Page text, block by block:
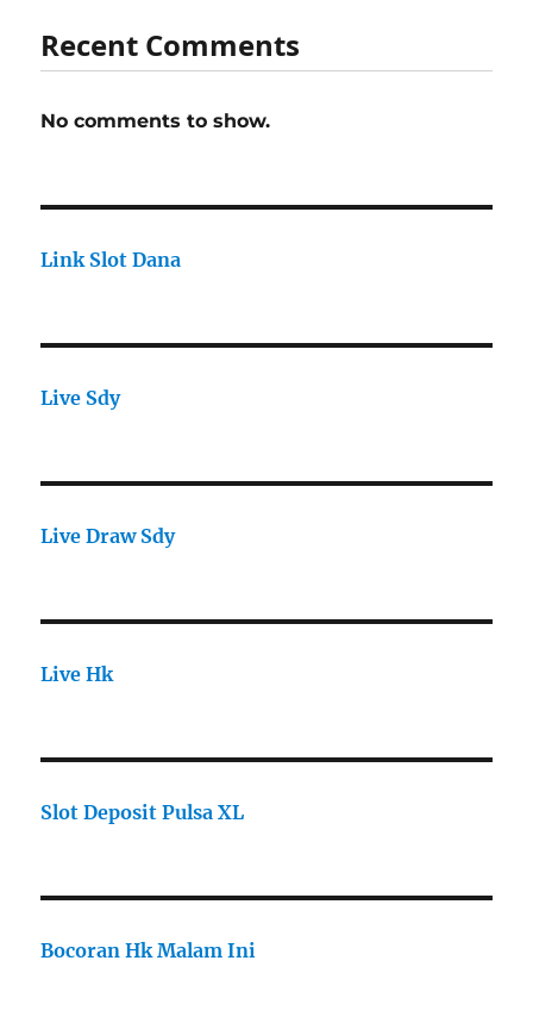
Recent Comments
No comments to show.
Link Slot Dana
Live Sdy
Live Draw Sdy
Live Hk
Slot Deposit Pulsa XL
Bocoran Hk Malam Ini